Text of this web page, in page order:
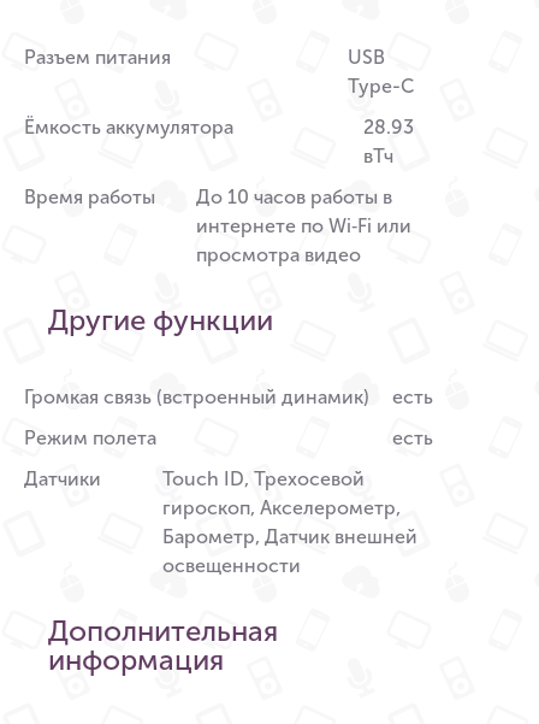
Разъем питания
USB
Type-C
Ёмкость аккумулятора
28.93
вТч
Время работы
До 10 часов работы в
интернете по Wi‑Fi или
просмотра видео
Другие функции
Громкая связь (встроенный динамик)
есть
Режим полета
есть
Датчики
Touch ID, Трехосевой
гироскоп, Акселерометр,
Барометр, Датчик внешней
освещенности
Дополнительная
информация